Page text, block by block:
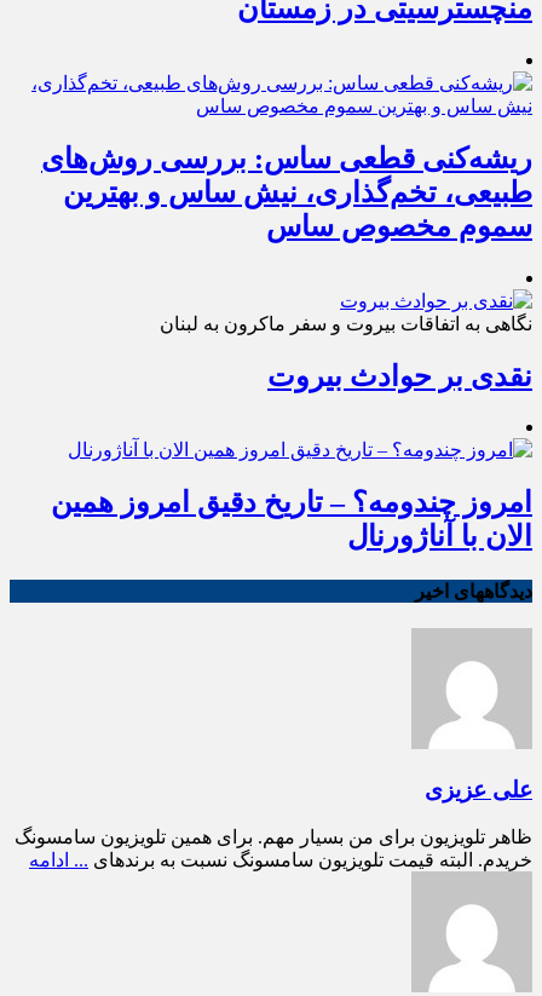
منچسترسیتی در زمستان
ریشه‌کنی قطعی ساس: بررسی روش‌های
طبیعی، تخم‌گذاری، نیش ساس و بهترین
سموم مخصوص ساس
نگاهی به اتفاقات بیروت و سفر ماکرون به لبنان
نقدی بر حوادث بیروت
امروز چندومه؟ – تاریخ دقیق امروز همین
الان با آناژورنال
دیدگاههای اخیر
علی عزیزی
ظاهر تلویزیون برای من بسیار مهم. برای همین تلویزیون سامسونگ
خریدم. البته قیمت تلویزیون سامسونگ نسبت به برندهای ... ادامه